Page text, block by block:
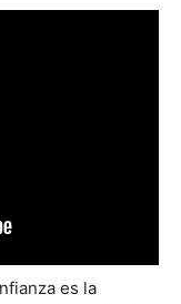
es la